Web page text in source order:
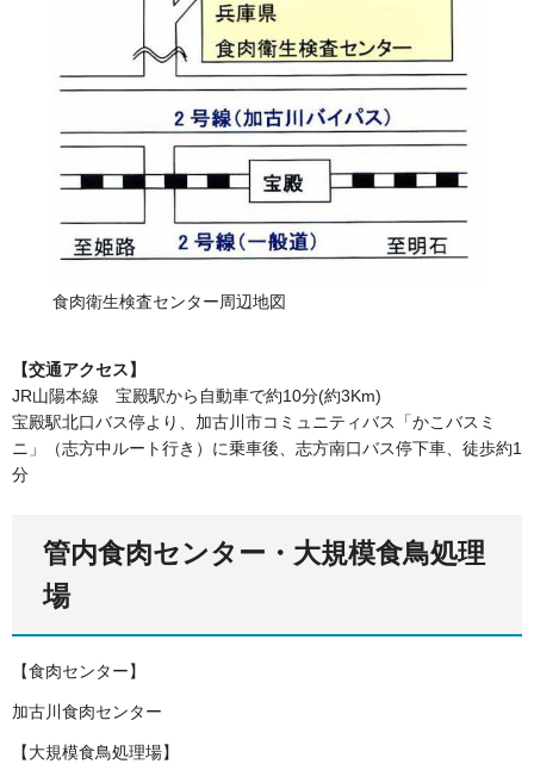
食肉衛生検査センター周辺地図
【交通アクセス】
JR山陽本線 宝殿駅から自動車で約10分(約3Km)
宝殿駅北口バス停より、加古川市コミュニティバス「かこバスミ
ニ」（志方中ルート行き）に乗車後、志方南口バス停下車、徒歩約1
分
管内食肉センター・大規模食鳥処理
場
【食肉センター】
加古川食肉センター
【大規模食鳥処理場】